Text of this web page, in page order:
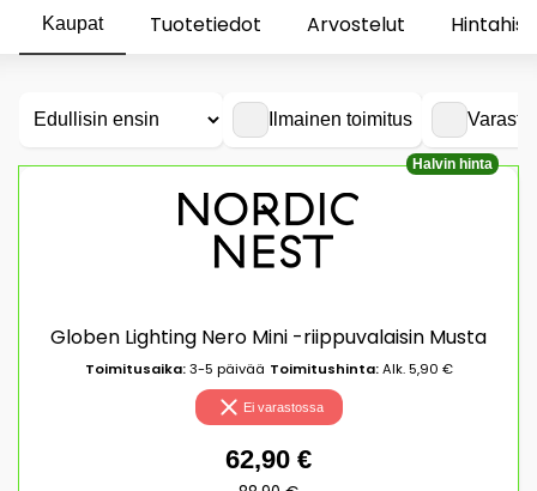
Kaupat Tuotetiedot Arvostelut
Ilmainen toimitus
Halvin hinta
Globen Lighting Nero Mini -riippuvalaisin Musta
Toimitusaika:3-5 päivää Toimitushinta:Alk. 5,90 €
Ei varastossa
62,90 €